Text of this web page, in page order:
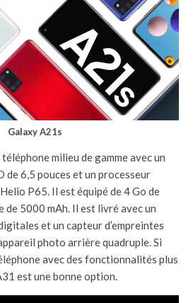
Galaxy A21s
milieu de gamme avec un
de 6,5 pouces et un processeur
P65. Il est équipé de 4 Go de
de 5000 mAh. Il est livré avec un
et un capteur d’empreintes
photo arrière quadruple. Si
avec des fonctionnalités plus
est une bonne option.